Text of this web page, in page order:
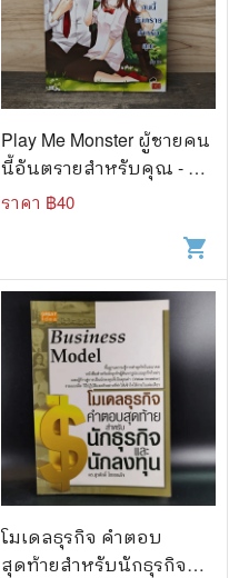
Play Me Monster ผู้ชายคน
นี้อันตรายสำหรับคุณ - ลูก
ชุบ
ราคา ฿40
shopping_cart
โมเดลธุรกิจ คำตอบ
สุดท้ายสำหรับนักธุรกิจ